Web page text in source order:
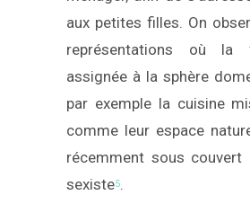
aux petites filles. On
représentations où la
assignée à la sphère
par exemple la cuisine
comme leur espace
récemment sous couvert
sexiste5.